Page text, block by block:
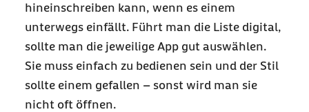
hineinschreiben kann, wenn es einem
unterwegs einfällt. Führt man die Liste digital,
sollte man die jeweilige App gut auswählen.
Sie muss einfach zu bedienen sein und der Stil
sollte einem gefallen – sonst wird man sie
nicht oft öffnen.